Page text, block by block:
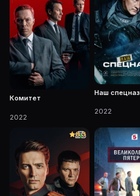
Комитет
2022
Наш спецназ
2022
8.3